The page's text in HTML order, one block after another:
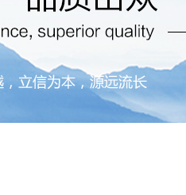
技术知识